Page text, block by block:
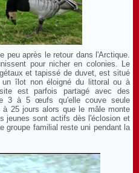
peu après le retour dans l'Arctique.
pour nicher en colonies. Le
et tapissé de duvet, est situé
îlot non éloigné du littoral ou à
est parfois partagé avec des
3 à 5 œufs qu'elle couve seule
25 jours alors que le mâle monte
jeunes sont actifs dès l'éclosion et
groupe familial reste uni pendant la